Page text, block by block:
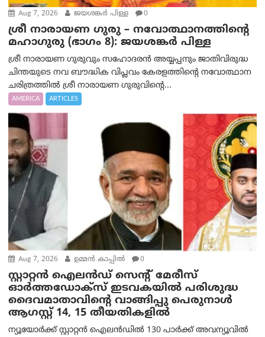
Aug 7, 2026 ജയശങ്കര്‍ പിള്ള 0
ശ്രീ നാരായണ ഗുരു – നവോത്ഥാനത്തിന്റെ
മഹാഗുരു (ഭാഗം 8): ജയശങ്കര്‍ പിള്ള
ശ്രീ നാരായണ ഗുരുവും സഹോദരൻ അയ്യപ്പനും ജാതിവിരുദ്ധ
ചിന്തയുടെ നവ ബൗദ്ധിക വിപ്ലവം കേരളത്തിന്റെ നവോത്ഥാന
ചരിത്രത്തിൽ ശ്രീ നാരായണ ഗുരുവിന്റെ...
AMERICA ARTICLES
Aug 7, 2026 ഉമ്മന്‍ കാപ്പില്‍ 0
സ്റ്റാറ്റൻ ഐലൻഡ് സെന്റ് മേരീസ്
ഓർത്തഡോക്സ് ഇടവകയിൽ പരിശുദ്ധ
ദൈവമാതാവിന്റെ വാങ്ങിപ്പു പെരുനാൾ
ആഗസ്റ്റ് 14, 15 തീയതികളിൽ
ന്യൂയോർക്ക് സ്റ്റാറ്റൻ ഐലൻഡിൽ 130 പാർക്ക് അവന്യൂവിൽ